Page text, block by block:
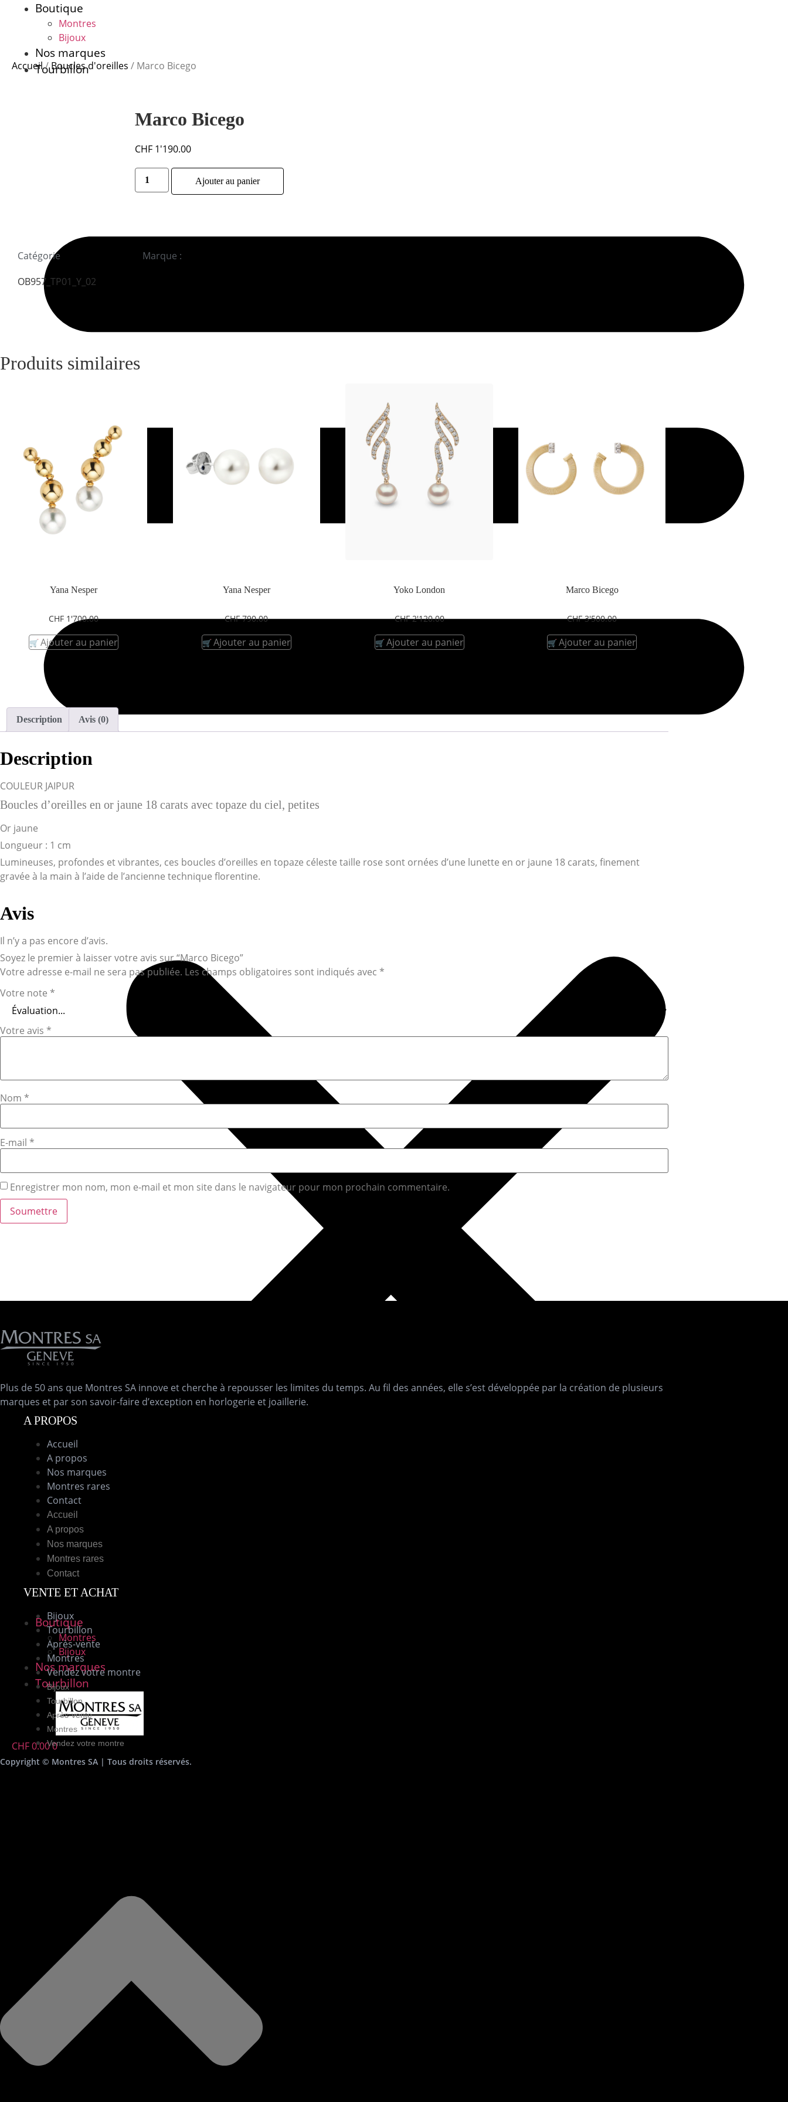
Boutique
Montres
Bijoux
Nos marques
Tourbillon
Boutique
Montres
Bijoux
Nos marques
Tourbillon
CHF0.000
Accueil/Boucles d'oreilles / Marco Bicego
Marco Bicego
CHF1'190.00
quantité
Marco
Ajouter au panier
Catégorie Marque :
OB957_TP01_Y_02
Produits similaires
Yana Nesper
CHF 1'700.00
Ajouter au panier
Yana Nesper
CHF790.00
Ajouter au panier
Yoko London
CHF2'120.00
Ajouter au panier
Marco Bicego
CHF3'500.00
Ajouter au panier
Description Avis (0)
Description
COULEUR JAIPUR
Boucles d’oreilles en or jaune 18 carats avec topaze du ciel, petites
Or jaune
Longueur : 1 cm
Lumineuses, profondes et vibrantes, ces boucles d’oreilles en topaze céleste taille rose sont ornées d’une lunette en or jaune 18 carats, finement
gravée à la main à l’aide de l’ancienne technique florentine.
Avis
Il n’y a pas encore d’avis.
Soyez le premier à laisser votre avis sur “Marco Bicego”
Votre adresse e-mail ne sera pas publiée. Les champs obligatoires sont indiqués avec *
Votre note *
Votre avis *
Nom *
E-mail *
Enregistrer mon nom, mon e-mail et mon site dans le navigateur pour mon prochain commentaire.
Plus de 50 ans que Montres SA innove et cherche à repousser les limites du temps. Au fil des années, elle s’est développée par la création de plusieurs
marques et par son savoir-faire d’exception en horlogerie et joaillerie.
A PROPOS
Accueil
A propos
Nos marques
Montres rares
Contact
Accueil
A propos
Nos marques
Montres rares
Contact
VENTE ET ACHAT
Bijoux
Tourbillon
Après-vente
Montres
Vendez votre montre
Bijoux
Tourbillon
Après-vente
Montres
Vendez votre montre
Copyright © Montres SA | Tous droits réservés.